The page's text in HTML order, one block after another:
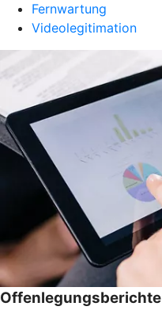
Fernwartung
Videolegitimation
Offenlegungsberichte